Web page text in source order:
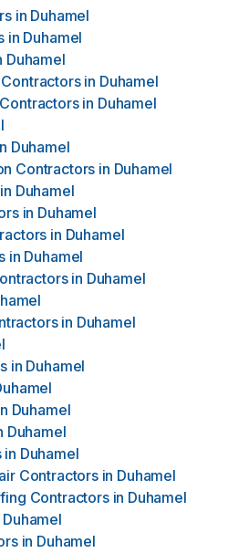
in Duhamel
in Duhamel
Duhamel
in Duhamel
in Duhamel
Duhamel
Contractors in Duhamel
in Duhamel
in Duhamel
in Duhamel
in Duhamel
in Duhamel
in Duhamel
in Duhamel
Duhamel
Duhamel
in Duhamel
Contractors in Duhamel
Contractors in Duhamel
Duhamel
in Duhamel